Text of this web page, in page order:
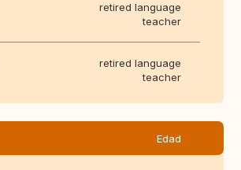
retired language
teacher
retired language
teacher
Edad